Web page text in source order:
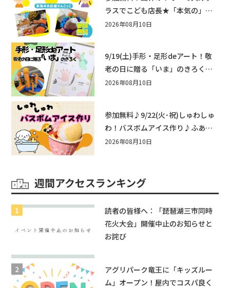
ラスでこども店長★「本気の」お
店屋さんごっこ8/22(土)開催！&ワ
2026年08月10日
9/19(土)手形・足形deアート！敬
老の日に贈る「いま」のきろく♪
他にもふあふあ遊具などお楽しみ
2026年08月10日
参加無料♪9/22(火･祝)しゅわしゅ
わ！バスボムアイス作り♪ふあふ
あ遊具もあるよ！in近江八幡
2026年08月10日
週間アクセスランキング
読者の皆様へ：「琵琶湖三市同時
花火大会」開催中止のお知らせと
お詫び
アグリパーク竜王に「キッズルー
ム」オープン！屋内でコスパ良く